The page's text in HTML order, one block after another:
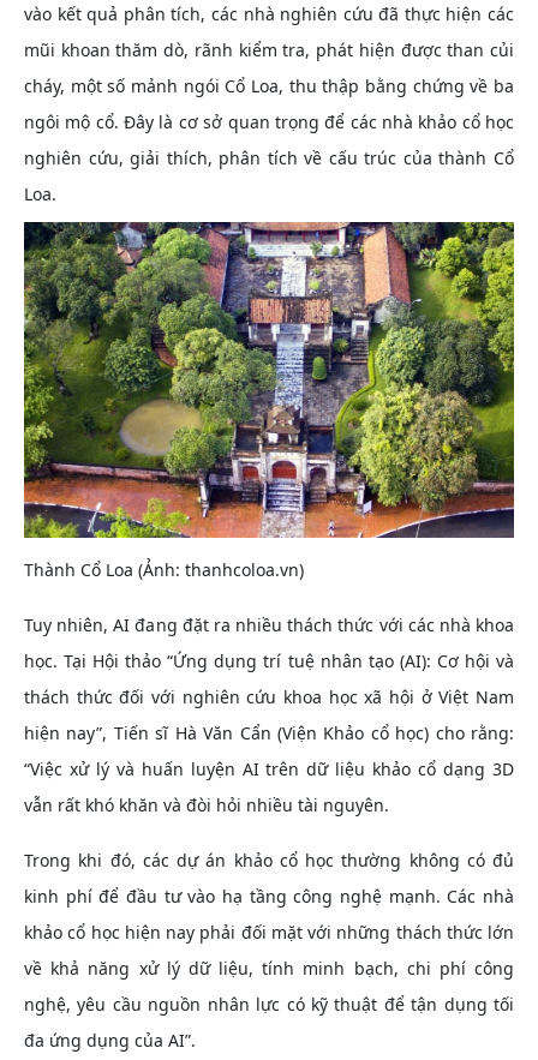
vào kết quả phân tích, các nhà nghiên cứu đã thực hiện các
mũi khoan thăm dò, rãnh kiểm tra, phát hiện được than củi
cháy, một số mảnh ngói Cổ Loa, thu thập bằng chứng về ba
ngôi mộ cổ. Đây là cơ sở quan trọng để các nhà khảo cổ học
nghiên cứu, giải thích, phân tích về cấu trúc của thành Cổ
Loa.
Thành Cổ Loa (Ảnh: thanhcoloa.vn)
Tuy nhiên, AI đang đặt ra nhiều thách thức với các nhà khoa
học. Tại Hội thảo “Ứng dụng trí tuệ nhân tạo (AI): Cơ hội và
thách thức đối với nghiên cứu khoa học xã hội ở Việt Nam
hiện nay”, Tiến sĩ Hà Văn Cẩn (Viện Khảo cổ học) cho rằng:
“Việc xử lý và huấn luyện AI trên dữ liệu khảo cổ dạng 3D
vẫn rất khó khăn và đòi hỏi nhiều tài nguyên.
Trong khi đó, các dự án khảo cổ học thường không có đủ
kinh phí để đầu tư vào hạ tầng công nghệ mạnh. Các nhà
khảo cổ học hiện nay phải đối mặt với những thách thức lớn
về khả năng xử lý dữ liệu, tính minh bạch, chi phí công
nghệ, yêu cầu nguồn nhân lực có kỹ thuật để tận dụng tối
đa ứng dụng của AI”.